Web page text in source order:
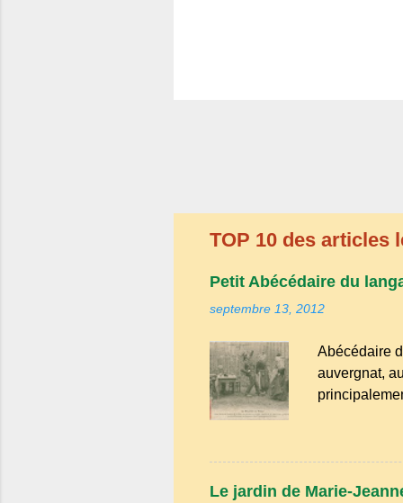
TOP 10 des articles
Petit Abécédaire du
septembre 13, 2012
Abécédaire
auvergnat,
Bien que le
riche en
Le jardin de Marie-